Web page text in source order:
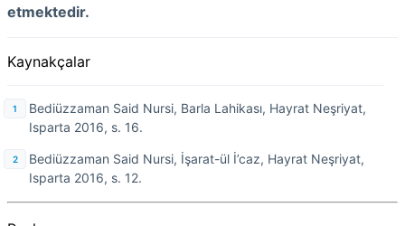
etmektedir.
Kaynakçalar
Bediüzzaman Said Nursi, Barla Lahikası, Hayrat Neşriyat,
Isparta 2016, s. 16.
Bediüzzaman Said Nursi, İşarat-ül İ’caz, Hayrat Neşriyat,
Isparta 2016, s. 12.